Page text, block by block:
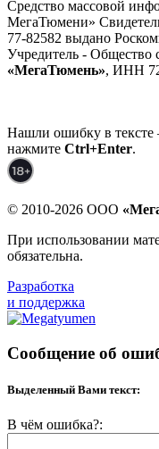
Средство массовой
МегаТюмени»
77-82582 выдано
Учредитель - Общество
«МегаТюмень», ИНН
Нашли ошибку в
нажмите Ctrl+Enter.
© 2010-2026 ООО
При использовании
обязательна.
Разработка
и поддержка
Сообщение об
Выделенный Вами текст:
В чём ошибка?: